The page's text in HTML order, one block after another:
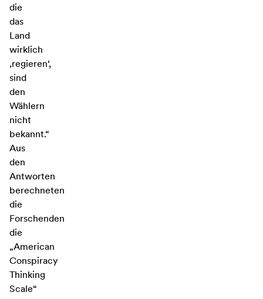
die
das
Land
wirklich
‚regieren‘,
sind
den
Wählern
nicht
bekannt.“
Aus
den
Antworten
berechneten
die
Forschenden
die
„American
Conspiracy
Thinking
Scale“